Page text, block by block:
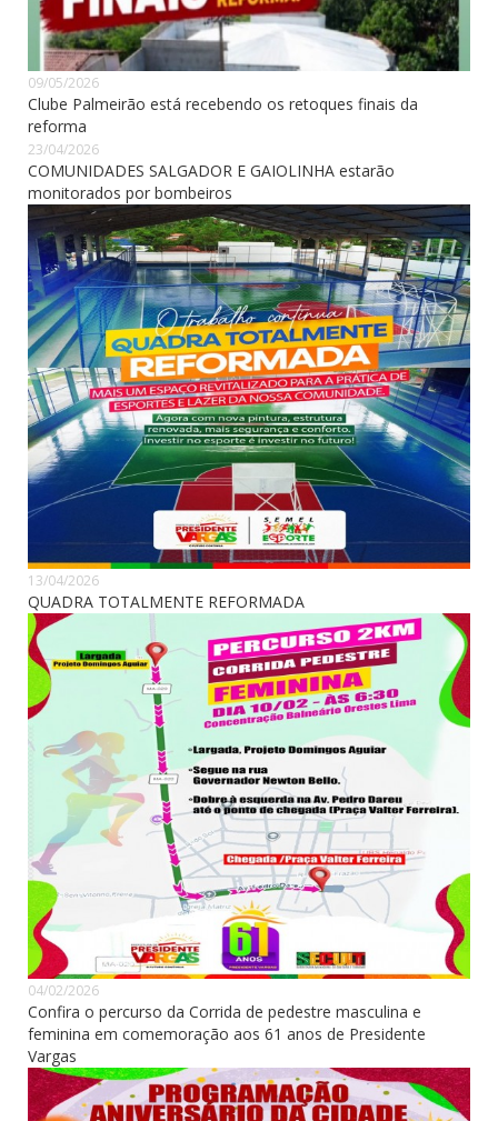
09/05/2026
Clube Palmeirão está recebendo os retoques finais da
reforma
23/04/2026
COMUNIDADES SALGADOR E GAIOLINHA estarão
monitorados por bombeiros
13/04/2026
QUADRA TOTALMENTE REFORMADA
04/02/2026
Confira o percurso da Corrida de pedestre masculina e
feminina em comemoração aos 61 anos de Presidente
Vargas